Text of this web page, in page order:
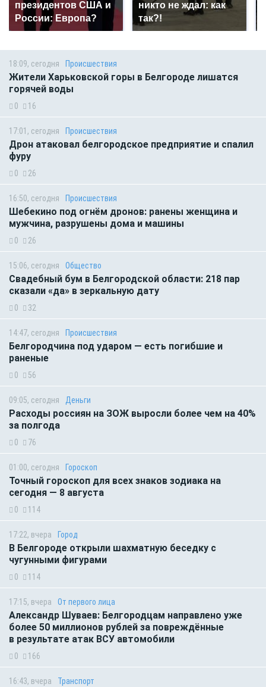
президентов США и
России: Европа?
никто не ждал: как
так?!
18:09, сегодня Происшествия
Жители Харьковской горы в Белгороде лишатся
горячей воды
0 16
17:01, сегодня Происшествия
Дрон атаковал белгородское предприятие и спалил
фуру
0 26
16:50, сегодня Происшествия
Шебекино под огнём дронов: ранены женщина и
мужчина, разрушены дома и машины
0 26
15:06, сегодня Общество
Свадебный бум в Белгородской области: 218 пар
сказали «да» в зеркальную дату
0 32
14:47, сегодня Происшествия
Белгородчина под ударом — есть погибшие и
раненые
0 56
09:05, сегодня Деньги
Расходы россиян на ЗОЖ выросли более чем на 40%
за полгода
0 76
01:00, сегодня Гороскоп
Точный гороскоп для всех знаков зодиака на
сегодня — 8 августа
0 114
17:22, вчера Город
В Белгороде открыли шахматную беседку с
чугунными фигурами
0 114
17:15, вчера От первого лица
Александр Шуваев: Белгородцам направлено уже
более 50 миллионов рублей за повреждённые
в результате атак ВСУ автомобили
0 166
16:43, вчера Транспорт